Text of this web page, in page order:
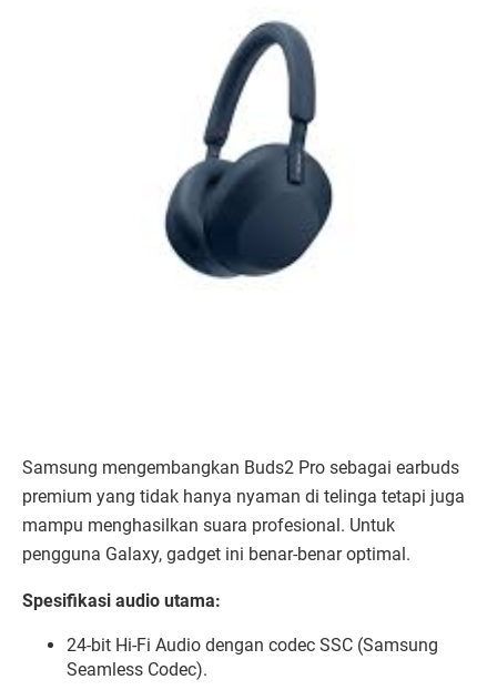
Samsung mengembangkan Buds2 Pro sebagai earbuds
premium yang tidak hanya nyaman di telinga tetapi juga
mampu menghasilkan suara profesional. Untuk
pengguna Galaxy, gadget ini benar-benar optimal.
Spesifikasi audio utama:
24-bit Hi-Fi Audio dengan codec SSC (Samsung
Seamless Codec).